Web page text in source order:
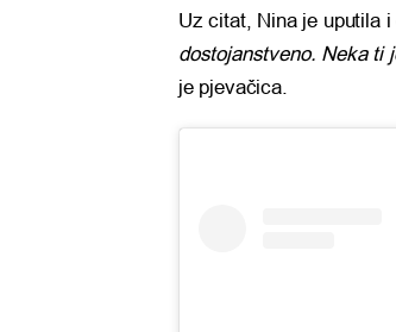
Uz citat, Nina je uputila i
dostojanstveno. Neka ti
je pjevačica.